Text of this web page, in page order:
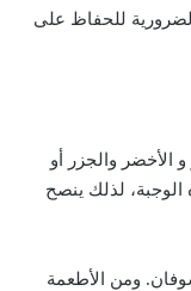
للحفاظ على
الأخضر والجزر أو
لذلك ينصح
ومن الأطعمة